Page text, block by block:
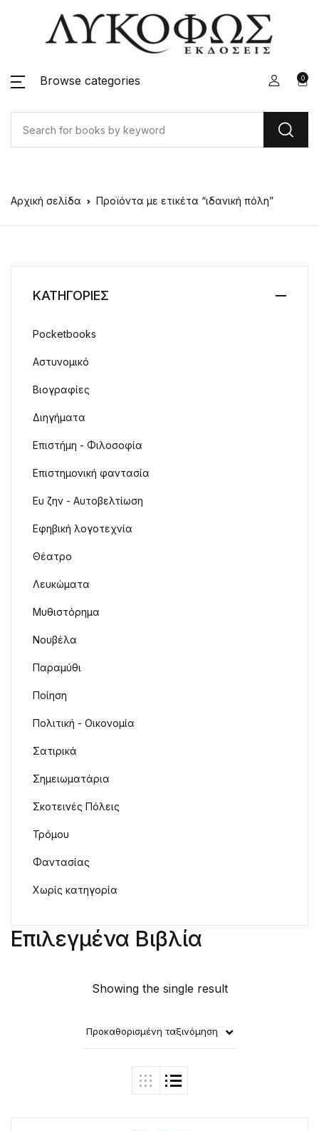
Browse categories 0
Αρχική σελίδα Προϊόντα με ετικέτα “ιδανική πόλη”
Επιλεγμένα Βιβλία
Showing the single result
Προκαθορισμένη ταξινόμηση
ΚΑΤΗΓΟΡΙΕΣ
Pocketbooks
Αστυνομικό
Βιογραφίες
Διηγήματα
Επιστήμη - Φιλοσοφία
Επιστημονική φαντασία
Ευ ζην - Αυτοβελτίωση
Εφηβική λογοτεχνία
Θέατρο
Λευκώματα
Μυθιστόρημα
Νουβέλα
Παραμύθι
Ποίηση
Πολιτική - Οικονομία
Σατιρικά
Σημειωματάρια
Σκοτεινές Πόλεις
Τρόμου
Φαντασίας
Χωρίς κατηγορία